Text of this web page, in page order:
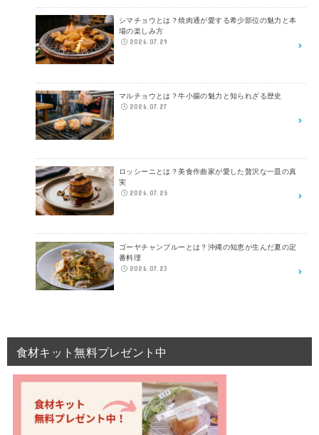
シマチョウとは？焼肉通が愛する希少部位の魅力と本
場の楽しみ方
2026.07.29
マルチョウとは？牛小腸の魅力と知られざる歴史
2026.07.27
ロッシーニとは？美食作曲家が愛した贅沢な一皿の真
実
2026.07.25
ゴーヤチャンプルーとは？沖縄の知恵が生んだ夏の定
番料理
2026.07.23
食材キット無料プレゼント中